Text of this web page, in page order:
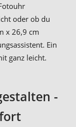
oder ob du
x 26,9 cm
Ein
ganz leicht.
-